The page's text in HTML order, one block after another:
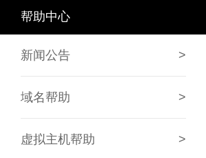
帮助中心
>
新闻公告
>
域名帮助
>
虚拟主机帮助